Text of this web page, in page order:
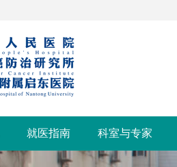
就医指南 科室与专家